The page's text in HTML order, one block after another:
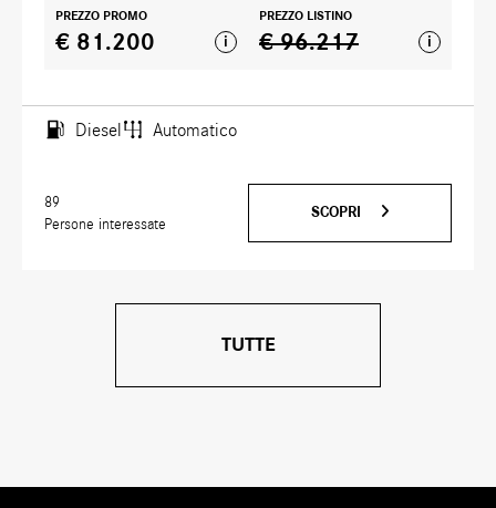
PREZZO PROMO
€ 81.200 i
PREZZO LISTINO
€ 96.217 i
Diesel Automatico
89
Persone interessate
SCOPRI
TUTTE